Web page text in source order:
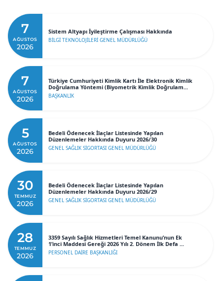
7
AĞUSTOS
2026
Sistem Altyapı İyileştirme Çalışması Hakkında
BİLGİ TEKNOLOJİLERİ GENEL MÜDÜRLÜĞÜ
7
AĞUSTOS
2026
Türkiye Cumhuriyeti Kimlik Kartı İle Elektronik Kimlik
Doğrulama Yöntemi (Biyometrik Kimlik Doğrulam...
BAŞKANLIK
5
AĞUSTOS
2026
Bedeli Ödenecek İlaçlar Listesinde Yapılan
Düzenlemeler Hakkında Duyuru 2026/30
GENEL SAĞLIK SİGORTASI GENEL MÜDÜRLÜĞÜ
30
TEMMUZ
2026
Bedeli Ödenecek İlaçlar Listesinde Yapılan
Düzenlemeler Hakkında Duyuru 2026/29
GENEL SAĞLIK SİGORTASI GENEL MÜDÜRLÜĞÜ
28
TEMMUZ
2026
3359 Sayılı Sağlık Hizmetleri Temel Kanunu’nun Ek
1’inci Maddesi Gereği 2026 Yılı 2. Dönem İlk Defa ...
PERSONEL DAİRE BAŞKANLIĞI